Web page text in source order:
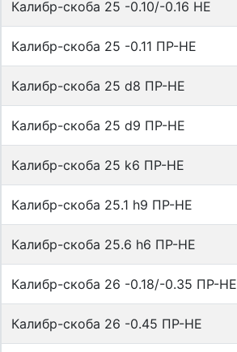
Калибр-скоба 25 -0.10/-0.16 НЕ
Калибр-скоба 25 -0.11 ПР-НЕ
Калибр-скоба 25 d8 ПР-НЕ
Калибр-скоба 25 d9 ПР-НЕ
Калибр-скоба 25 k6 ПР-НЕ
Калибр-скоба 25.1 h9 ПР-НЕ
Калибр-скоба 25.6 h6 ПР-НЕ
Калибр-скоба 26 -0.18/-0.35 ПР-НЕ
Калибр-скоба 26 -0.45 ПР-НЕ